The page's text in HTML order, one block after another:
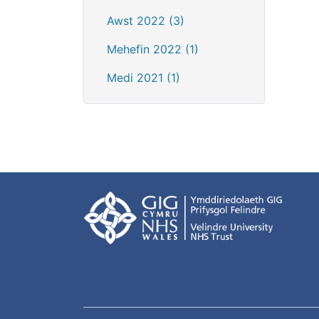
Awst 2022 (3)
Mehefin 2022 (1)
Medi 2021 (1)